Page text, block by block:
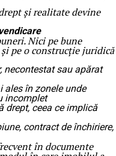
și realitate devine
Nici pe bune
pe o construcție juridică
necontestat sau apărat
în zonele unde
incomplet
drept, ceea ce implică
contract de închiriere,
în documente